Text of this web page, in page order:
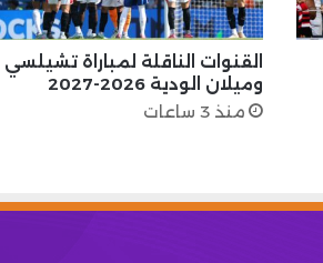
القنوات الناقلة لمباراة تشيلسي
وميلان الودية 2026-2027
منذ 3 ساعات